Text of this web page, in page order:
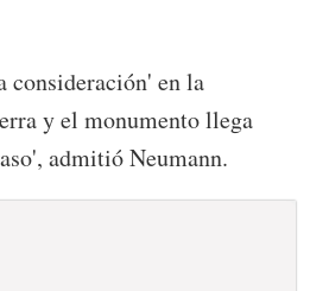
consideración' en la
y el monumento llega
admitió Neumann.